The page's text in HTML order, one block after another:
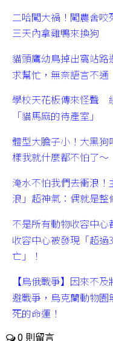
二哈闖大禍！闖農舍
三天內拿雞鴨來換狗
貓頭鷹幼鳥掉出窩站
求幫忙，無奈語言不通
學校天花板傳來怪聲
「貓馬麻的待產室」
體型大膽子小！大黑
樣我就什麼都不怕了～
淹水不怕我們去衝浪
浪」超神氣：偶就是整
不是所有動物收容中
收容中心被發現「超
亡」！
【烏俄戰爭】因來不
避戰爭，烏克蘭動物
死的命運！